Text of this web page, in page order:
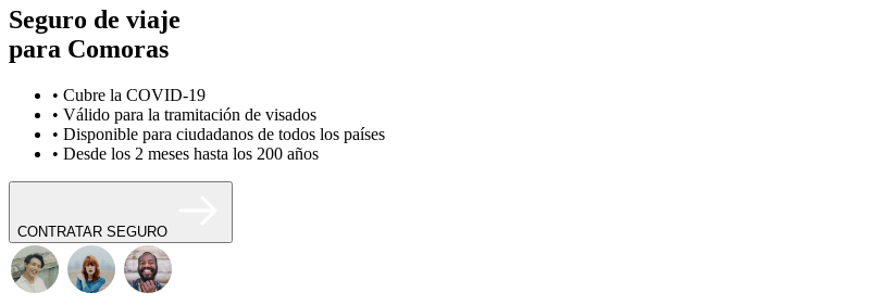
Seguro de viaje
para Comoras
• Cubre la COVID-19
• Válido para la tramitación de visados
• Disponible para ciudadanos de todos los países
• Desde los 2 meses hasta los 200 años
CONTRATAR SEGURO